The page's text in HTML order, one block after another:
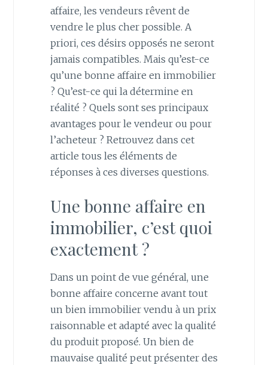
affaire, les vendeurs rêvent de
vendre le plus cher possible. A
priori, ces désirs opposés ne seront
jamais compatibles. Mais qu’est-ce
qu’une bonne affaire en immobilier
? Qu’est-ce qui la détermine en
réalité ? Quels sont ses principaux
avantages pour le vendeur ou pour
l’acheteur ? Retrouvez dans cet
article tous les éléments de
réponses à ces diverses questions.
Une bonne affaire en
immobilier, c’est quoi
exactement ?
Dans un point de vue général, une
bonne affaire concerne avant tout
un bien immobilier vendu à un prix
raisonnable et adapté avec la qualité
du produit proposé. Un bien de
mauvaise qualité peut présenter des